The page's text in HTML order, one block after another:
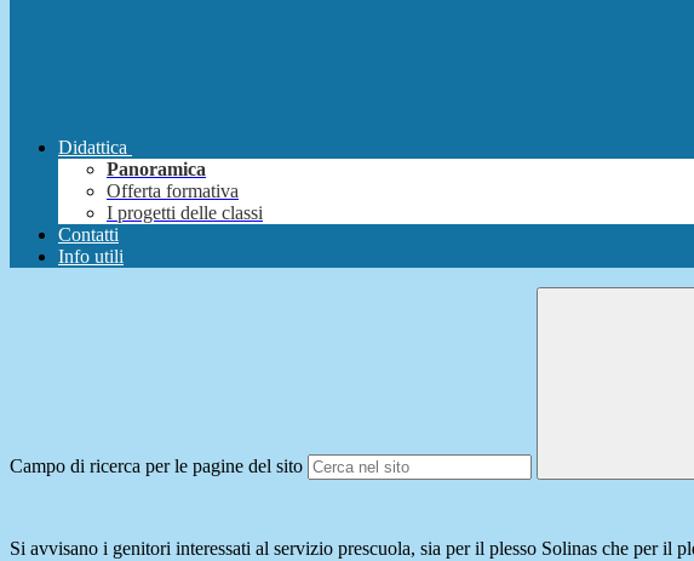
Didattica
Panoramica
Offerta formativa
I progetti delle classi
Contatti
Info utili
Campo di ricerca per le pagine del sito
Si avvisano i genitori interessati al servizio prescuola, sia per il plesso Solinas che per il